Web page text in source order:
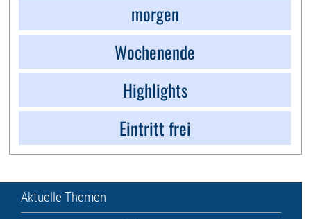
morgen
Wochenende
Highlights
Eintritt frei
Aktuelle Themen